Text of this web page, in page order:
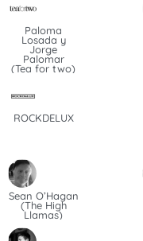
Paloma
Losada y
Jorge
Palomar
(Tea for two)
ROCKDELUX
Sean O’Hagan
(The High
Llamas)